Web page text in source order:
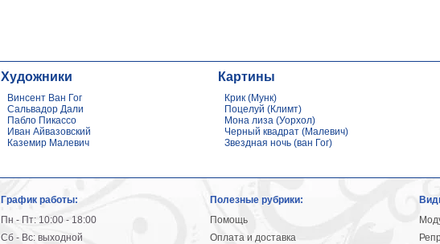
Художники
Винсент Ван Гог
Сальвадор Дали
Пабло Пикассо
Иван Айвазовский
Каземир Малевич
Картины
Крик (Мунк)
Поцелуй (Климт)
Мона лиза (Уорхол)
Черный квадрат (Малевич)
Звездная ночь (ван Гог)
График работы:
Пн - Пт: 10:00 - 18:00
Сб - Вс: выходной
Полезные рубрики:
Помощь
Оплата и доставка